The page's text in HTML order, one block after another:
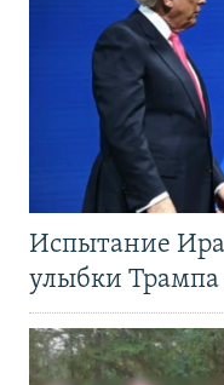
Испытание
улыбки